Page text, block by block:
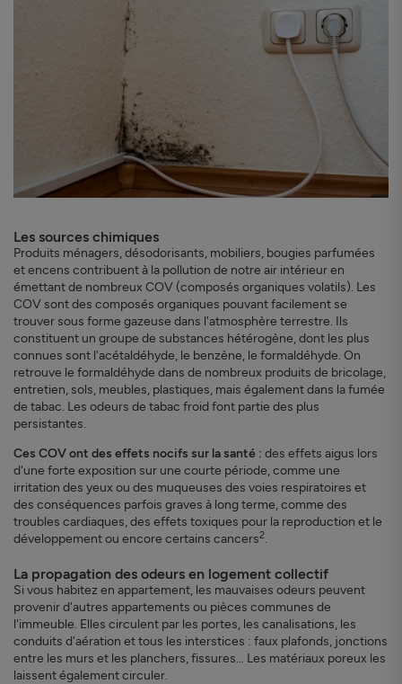
Les sources chimiques
Produits ménagers, désodorisants, mobiliers, bougies parfumées
et encens contribuent à la pollution de notre air intérieur en
émettant de nombreux COV (composés organiques volatils). Les
COV sont des composés organiques pouvant facilement se
trouver sous forme gazeuse dans l'atmosphère terrestre. Ils
constituent un groupe de substances hétérogène, dont les plus
connues sont l'acétaldéhyde, le benzène, le formaldéhyde. On
retrouve le formaldéhyde dans de nombreux produits de bricolage,
entretien, sols, meubles, plastiques, mais également dans la fumée
de tabac. Les odeurs de tabac froid font partie des plus
persistantes.
Ces COV ont des effets nocifs sur la santé : des effets aigus lors
d'une forte exposition sur une courte période, comme une
irritation des yeux ou des muqueuses des voies respiratoires et
des conséquences parfois graves à long terme, comme des
troubles cardiaques, des effets toxiques pour la reproduction et le
développement ou encore certains cancers2.
La propagation des odeurs en logement collectif
Si vous habitez en appartement, les mauvaises odeurs peuvent
provenir d'autres appartements ou pièces communes de
l'immeuble. Elles circulent par les portes, les canalisations, les
conduits d'aération et tous les interstices : faux plafonds, jonctions
entre les murs et les planchers, fissures… Les matériaux poreux les
laissent également circuler.